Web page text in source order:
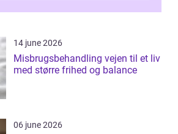
14 june 2026
Misbrugsbehandling vejen til et liv
med større frihed og balance
06 june 2026